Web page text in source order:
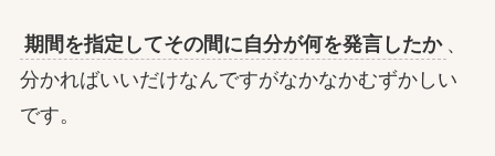
期間を指定してその間に自分が何を発言したか 、
分かればいいだけなんですがなかなかむずかしい
です。